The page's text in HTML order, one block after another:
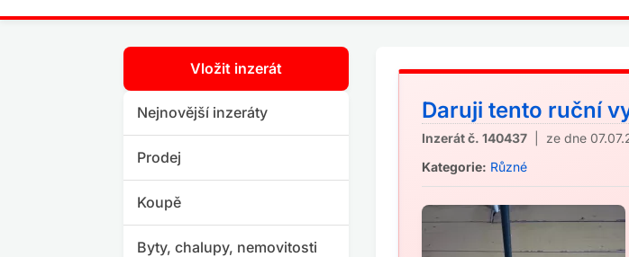
Vložit inzerát
Nejnovější inzeráty
Prodej
Koupě
Byty, chalupy, nemovitosti
Daruji tento ruční
Inzerát č. 140437 | ze dne
Kategorie: Různé